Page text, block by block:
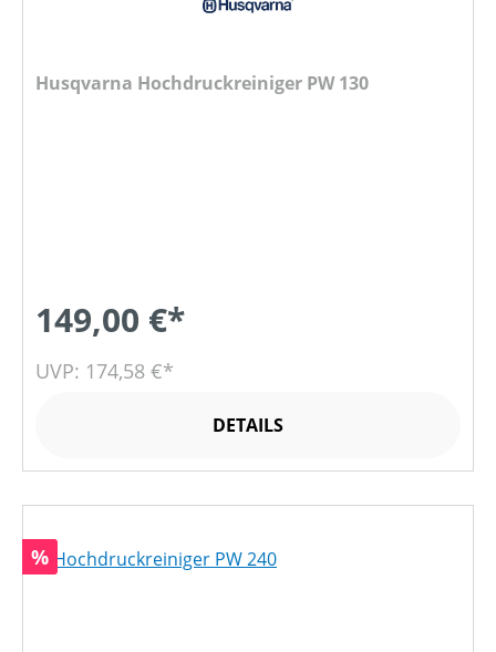
Husqvarna Hochdruckreiniger PW 130
149,00 €*
UVP: 174,58 €*
DETAILS
Rabatt
%